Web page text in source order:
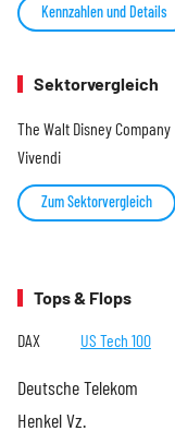
Kennzahlen und Details
Sektorvergleich
The Walt Disney Company
Vivendi
Zum Sektorvergleich
Tops & Flops
DAX US Tech 100
Deutsche Telekom
Henkel Vz.